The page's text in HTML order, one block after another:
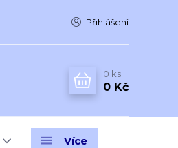
Přihlášení
0 ks
0 Kč
Více